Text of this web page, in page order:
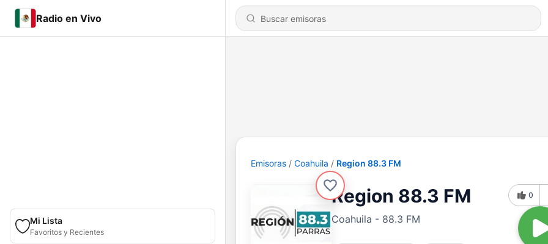
Radio en Vivo
Mi Lista
Favoritos y Recientes
Emisoras Coahuila Region 88.3 FM
Region 88.3 FM
Coahuila - 88.3 FM
0